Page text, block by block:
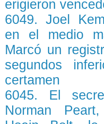
erigieron
6049. Joel
en el medio
Marcó un
segundos
certamen
6045. El
Norman